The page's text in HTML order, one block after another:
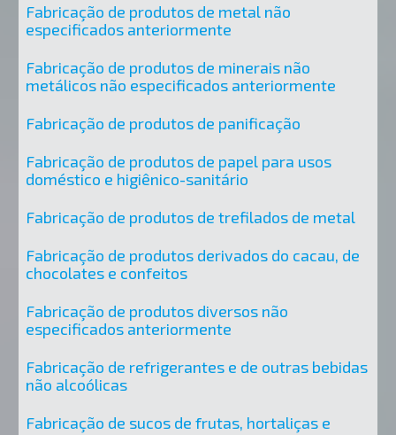
Fabricação de produtos de metal não
especificados anteriormente
Fabricação de produtos de minerais não
metálicos não especificados anteriormente
Fabricação de produtos de panificação
Fabricação de produtos de papel para usos
doméstico e higiênico-sanitário
Fabricação de produtos de trefilados de metal
Fabricação de produtos derivados do cacau, de
chocolates e confeitos
Fabricação de produtos diversos não
especificados anteriormente
Fabricação de refrigerantes e de outras bebidas
não alcoólicas
Fabricação de sucos de frutas, hortaliças e